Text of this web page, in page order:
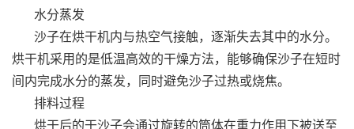
水分蒸发
沙子在烘干机内与热空气接触，逐渐失去其中的水分。
烘干机采用的是低温高效的干燥方法，能够确保沙子在短时
间内完成水分的蒸发，同时避免沙子过热或烧焦。
排料过程
烘干后的干沙子会通过旋转的筒体在重力作用下被送至